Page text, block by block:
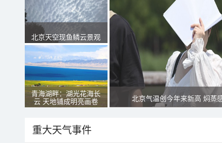
北京天空现鱼鳞云景观
青海湖畔：湖光花海长
云 天地铺成明亮画卷
北京气温创今年来新高 焖蒸
重大天气事件